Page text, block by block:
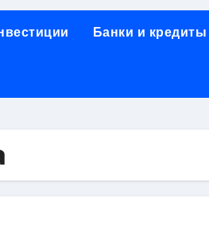
лотков для хранения
этапы строительства, проверка
информация о
станций серий T330 и T990
Банки и кредиты